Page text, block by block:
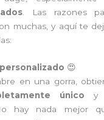
. Las razones
muchas, y aquí te
😍
en una gorra,
único y
hay nada mejor